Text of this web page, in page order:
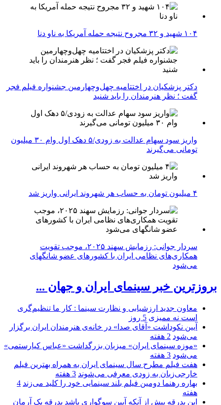
۱۰۴ شهید و ۳۲ مجروح نتیجه حمله آمریکا به ناو دنا
دکتر پزشکیان در اختتامیه چهل‌وچهارمین جشنواره فیلم فجر
گفت ؛ نظر هنرمندان را باید شنید
واریز سود سهام عدالت به زودی/۵ دهک اول وام ۳۰ میلیون
تومانی می‌گیرند
۴ میلیون تومان به حساب هر شهروند ایرانی واریز شد
سردار جوانی: رزمایش سهند ۲۰۲۵، موجب تقویت
همکاری‌های نظامی ایران با کشور‌های عضو شانگهای
می‌شود
بروزترین خبر سینمای ایران و جهان ...
معاون جدید ارزشیابی و نظارت سینما : کار ما تنظیم‌گری
است نه ممیزی 5 روز
آیین نکوداشت «آقای صدا» در خانه‌ی هنرمندان ایران برگزار
می‌شود 2 هفته
«موزه سینمای ایران» میزبان بزرگداشت «عباس کیارستمی»
می‌شود 3 هفته
هفت فیلم مطرح سال سینمای ایران به همراه بهترین فیلم
خارجی‌زبان به زودی معرفی می‌شوند 3 هفته
بهاره رهنما دومین فیلم بلند سینمایی خود را کلید می‌زند 4
هفته
این بدرقه بیش از آنکه آیین سوگواری باشد بدرقه یک آرمان